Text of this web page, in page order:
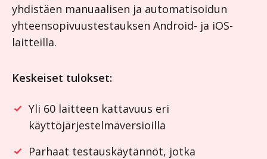
yhdistäen manuaalisen ja automatisoidun
yhteensopivuustestauksen Android- ja iOS-
laitteilla.
Keskeiset tulokset:
Yli 60 laitteen kattavuus eri
käyttöjärjestelmäversioilla
Parhaat testauskäytännöt, jotka